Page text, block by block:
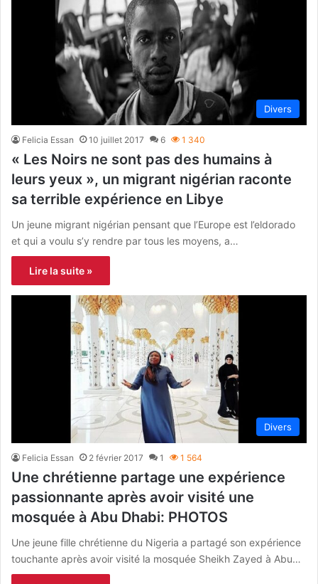
Divers
Felicia Essan 10 juillet 2017 6 1 340
« Les Noirs ne sont pas des humains à
leurs yeux », un migrant nigérian raconte
sa terrible expérience en Libye
Un jeune migrant nigérian pensant que l’Europe est l’eldorado
et qui a voulu s’y rendre par tous les moyens, a…
Lire la suite »
Divers
Felicia Essan 2 février 2017 1 1 564
Une chrétienne partage une expérience
passionnante après avoir visité une
mosquée à Abu Dhabi: PHOTOS
Une jeune fille chrétienne du Nigeria a partagé son expérience
touchante après avoir visité la mosquée Sheikh Zayed à Abu…